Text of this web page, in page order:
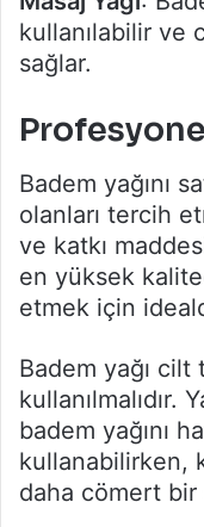
kullanılabilir ve
sağlar.
Badem yağını
olanları tercih
ve katkı
en yüksek
etmek için
Badem yağı
kullanılmalıdır.
badem yağını
kullanabilirken,
daha cömert